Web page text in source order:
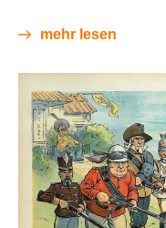
mehr lesen